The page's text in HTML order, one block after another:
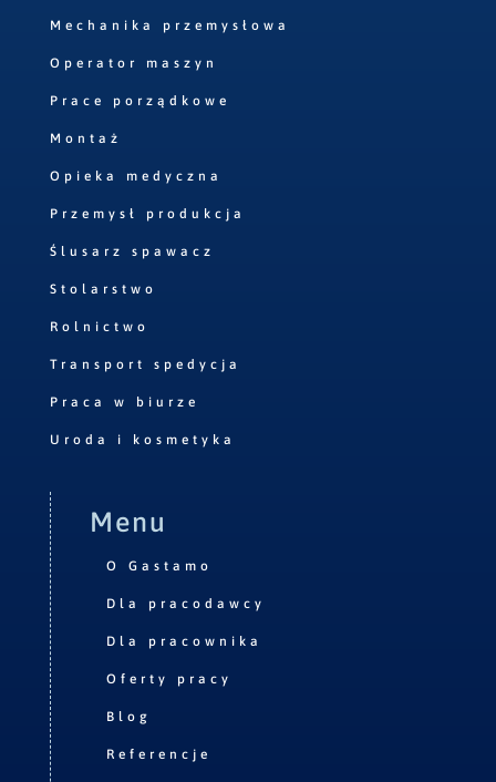
Mechanika przemysłowa
Operator maszyn
Prace porządkowe
Montaż
Opieka medyczna
Przemysł produkcja
Ślusarz spawacz
Stolarstwo
Rolnictwo
Transport spedycja
Praca w biurze
Uroda i kosmetyka
Menu
O Gastamo
Dla pracodawcy
Dla pracownika
Oferty pracy
Blog
Referencje